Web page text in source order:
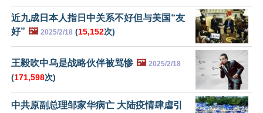
近九成日本人指日中关系不好但与美国“友
好” 🖼️ 2025/2/18 (15,152次)
王毅吹中乌是战略伙伴被骂惨 🖼️ 2025/2/18
(171,598次)
中共原副总理邹家华病亡 大陆疫情肆虐引